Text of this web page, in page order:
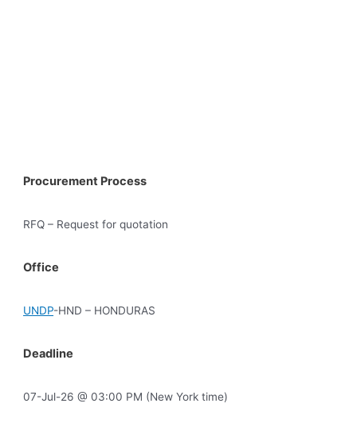
Procurement Process
RFQ – Request for quotation
Office
UNDP-HND – HONDURAS
Deadline
07-Jul-26 @ 03:00 PM (New York time)